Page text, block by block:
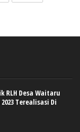
RLH Desa Waitaru
Terealisasi Di